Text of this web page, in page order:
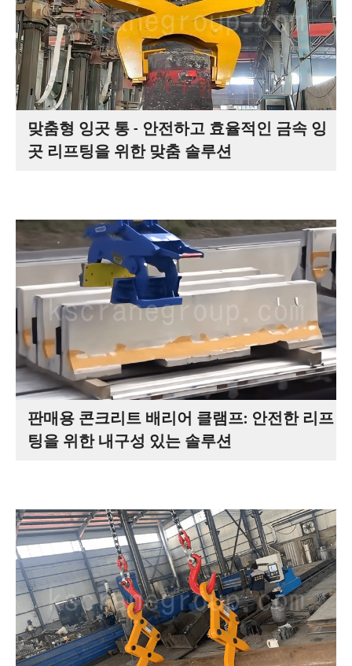
맞춤형 잉곳 통 - 안전하고 효율적인 금속 잉
곳 리프팅을 위한 맞춤 솔루션
판매용 콘크리트 배리어 클램프: 안전한 리프
팅을 위한 내구성 있는 솔루션